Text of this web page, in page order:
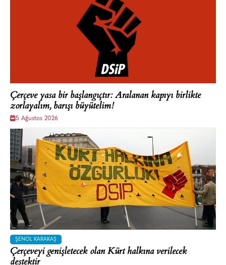
Çerçeve yasa bir başlangıçtır: Aralanan kapıyı birlikte
zorlayalım, barışı büyütelim!
5 Ağustos 2026
ŞENOL KARAKAŞ
Çerçeveyi genişletecek olan Kürt halkına verilecek